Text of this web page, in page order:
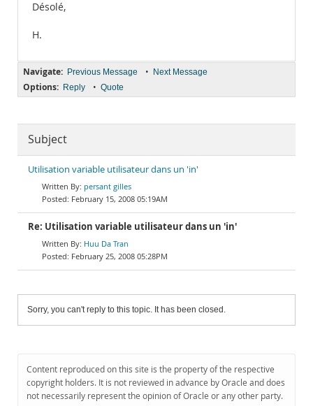
Désolé,
H.
Navigate: Previous Message • Next Message
Options: Reply • Quote
Subject
Utilisation variable utilisateur dans un 'in'
persant gilles
February 15, 2008 05:19AM
Re: Utilisation variable utilisateur dans un 'in'
Huu Da Tran
February 25, 2008 05:28PM
Sorry, you can't reply to this topic. It has been closed.
Content reproduced on this site is the property of the respective
copyright holders. It is not reviewed in advance by Oracle and does
not necessarily represent the opinion of Oracle or any other party.